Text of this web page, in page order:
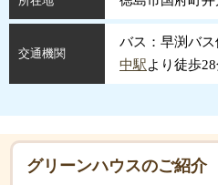
交通機関
バス：早渕バ
中駅より徒歩
グリーンハウスのご紹介